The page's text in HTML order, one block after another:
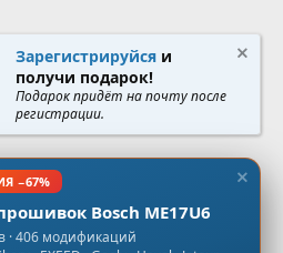
Зарегистрируйся и
получи подарок!
Подарок придёт на почту после
регистрации.
−67%
Bosch ME17U6
· 406 модификаций